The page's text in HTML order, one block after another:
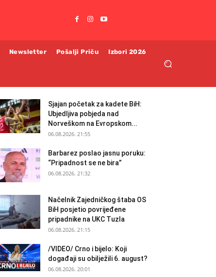
Newsletter Pošalji Priču Izbori 2026
Sjajan početak za kadete BiH:
Ubjedljiva pobjeda nad
Norveškom na Evropskom...
06.08.2026. 21:55
Barbarez poslao jasnu poruku:
“Pripadnost se ne bira”
06.08.2026. 21:32
Načelnik Zajedničkog štaba OS
BiH posjetio povrijeđene
pripadnike na UKC Tuzla
06.08.2026. 21:15
/VIDEO/ Crno i bijelo: Koji
događaji su obilježili 6. august?
06.08.2026. 20:01